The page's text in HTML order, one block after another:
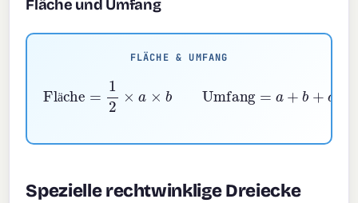
Fläche und Umfang
FLÄCHE & UMFANG
ä
Fläche
Spezielle rechtwinklige Dreiecke